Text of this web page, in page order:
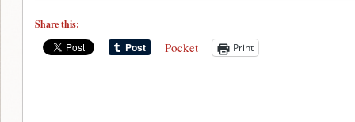
Share this:
Pocket Print